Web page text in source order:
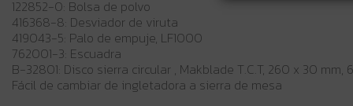
122852-0: Bolsa de polvo
416368-8: Desviador de viruta
419043-5: Palo de empuje, LF1000
762001-3: Escuadra
B-32801: Disco sierra circular , Makblade T.C.T, 260 x 30 mm,
Fácil de cambiar de ingletadora a sierra de mesa